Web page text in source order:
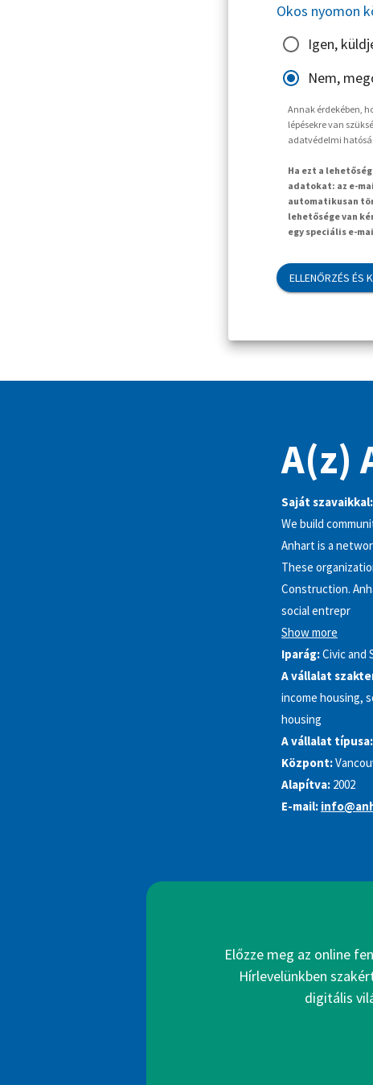
Okos nyomon
Igen,
Nem,
Annak érdekében,
lépésekre van
adatvédelmi
Ha ezt a
adatokat: az e-
automatikusan
lehetősége van
egy speciális e-
ELLENŐRZÉS ÉS
A(z)
Saját szavaikkal:
We build
Anhart is a
These
Construction.
social entrepr
Show more
Iparág:Civic and
A vállalat
income housing,
housing
A vállalat típusa:
Központ:
Alapítva: 2002
E-mail:
Előzze meg az online
Hírlevelünkben
digitális